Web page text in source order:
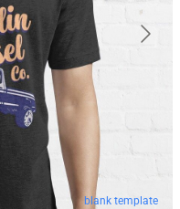
blank template